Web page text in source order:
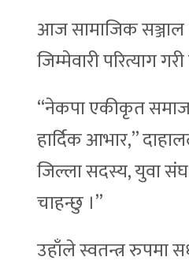
आज सामाजिक
जिम्मेवारी परित्याग
“नेकपा एकीकृत
हार्दिक आभार,”
जिल्ला सदस्य, युवा
चाहन्छु ।”
उहाँले स्वतन्त्र रुपमा